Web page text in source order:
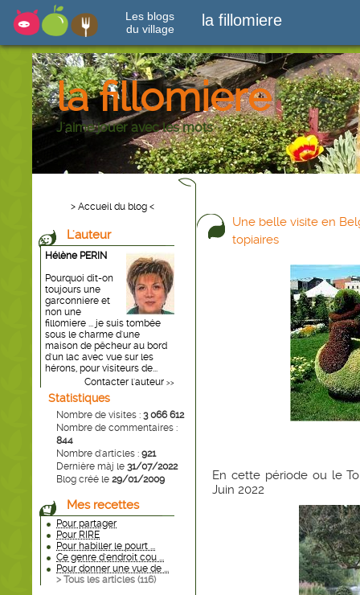
Les blogs
du village
la fillomiere
la fillomiere
J'aime jouer avec les mots
> Accueil du blog <
L'auteur
Hélène PERIN
Pourquoi dit-on
toujours une
garconniere et
non une
fillomiere ... je suis tombée
sous le charme d'une
maison de pêcheur au bord
d'un lac avec vue sur les
hérons, pour visiteurs de...
Contacter l'auteur >>
Statistiques
Nombre de visites : 3 066 612
Nombre de commentaires :
844
Nombre d'articles : 921
Dernière màj le 31/07/2022
Blog créé le 29/01/2009
Mes recettes
Pour partager
Pour RIRE
Pour habiller le pourt ...
Ce genre d'endroit cou ...
Pour donner une vue de ...
> Tous les articles (116)
Une belle visite en
topiaires
En cette période ou le
Juin 2022